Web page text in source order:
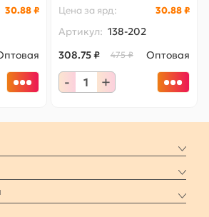
30.88 ₽ Цена за ярд: 30.88 ₽
Артикул: 138-202
308.75 ₽
475 ₽ Оптовая
- +